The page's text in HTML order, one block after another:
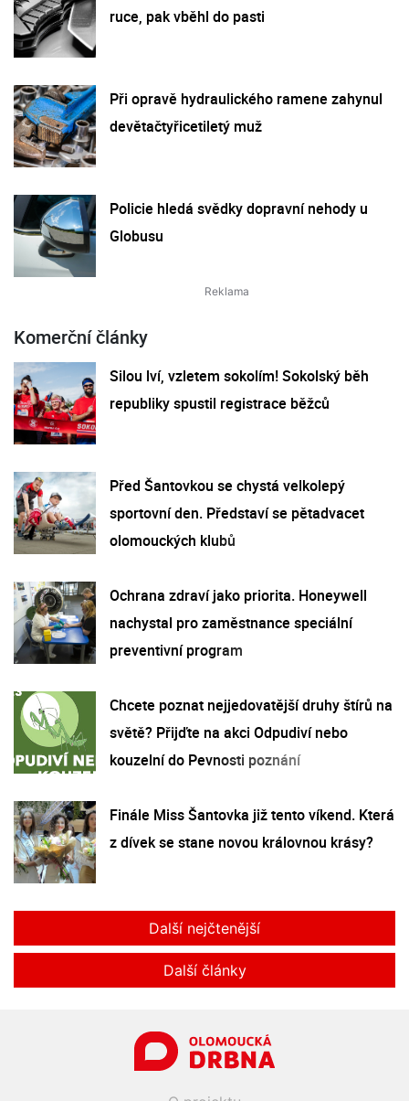
ruce, pak vběhl do pasti
Při opravě hydraulického ramene zahynul
devětačtyřicetiletý muž
Policie hledá svědky dopravní nehody u
Globusu
Komerční články
Silou lví, vzletem sokolím! Sokolský běh
republiky spustil registrace běžců
Před Šantovkou se chystá velkolepý
sportovní den. Představí se pětadvacet
olomouckých klubů
Ochrana zdraví jako priorita. Honeywell
nachystal pro zaměstnance speciální
preventivní program
Chcete poznat nejjedovatější druhy štírů na
světě? Přijďte na akci Odpudiví nebo
kouzelní do Pevnosti poznání
Finále Miss Šantovka již tento víkend. Která
z dívek se stane novou královnou krásy?
Další nejčtenější
Další články